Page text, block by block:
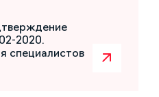
2020.
специалистов